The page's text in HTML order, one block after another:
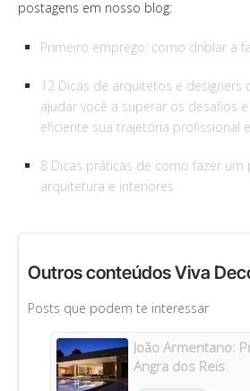
postagens em nosso blog:
Primeiro emprego: como driblar a
12 Dicas de arquitetos e designers
ajudar você a superar os desafios
eficiente sua trajetória profissional
8 Dicas práticas de como fazer
arquitetura e interiores
Outros conteúdos Viva
Posts que podem te interessar
João Armentano:
Angra dos Reis